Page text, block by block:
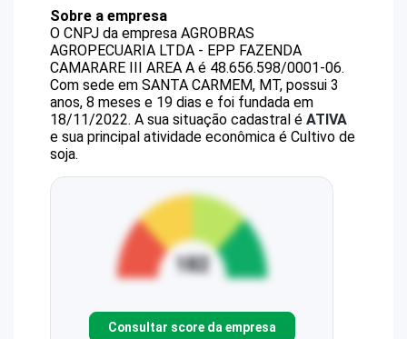
Sobre a empresa
O CNPJ da empresa AGROBRAS
AGROPECUARIA LTDA - EPP FAZENDA
CAMARARE III AREA A é 48.656.598/0001-06.
Com sede em SANTA CARMEM, MT, possui 3
anos, 8 meses e 19 dias e foi fundada em
18/11/2022. A sua situação cadastral é ATIVA
e sua principal atividade econômica é Cultivo de
soja.
Consultar score da empresa